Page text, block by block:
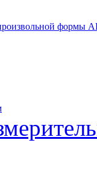
формы